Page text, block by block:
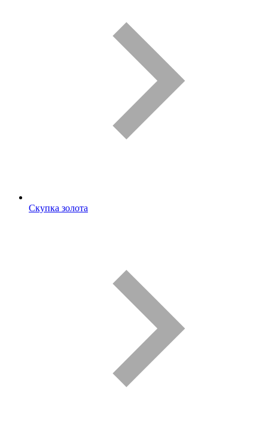
Скупка золота